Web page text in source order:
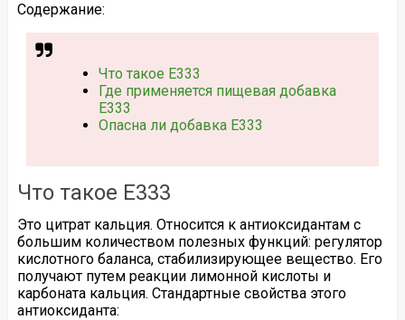
Содержание:
Что такое Е333
Где применяется пищевая добавка
Е333
Опасна ли добавка Е333
Что такое Е333
Это цитрат кальция. Относится к антиоксидантам с
большим количеством полезных функций: регулятор
кислотного баланса, стабилизирующее вещество. Его
получают путем реакции лимонной кислоты и
карбоната кальция. Стандартные свойства этого
антиоксиданта: